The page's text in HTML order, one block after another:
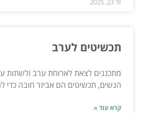
יול 23, 2025
תכשיטים לערב
מתכננים לצאת לארוחת ערב ולשתות
הנשים, תכשיטים הם אביזר חובה כדי
קרא עוד »